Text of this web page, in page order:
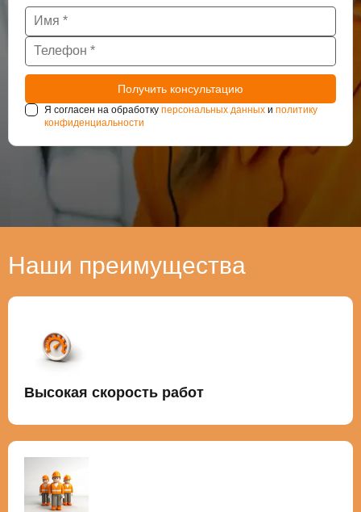
Я согласен на обработку персональных данных и политику
конфиденциальности
Наши преимущества
Высокая скорость работ